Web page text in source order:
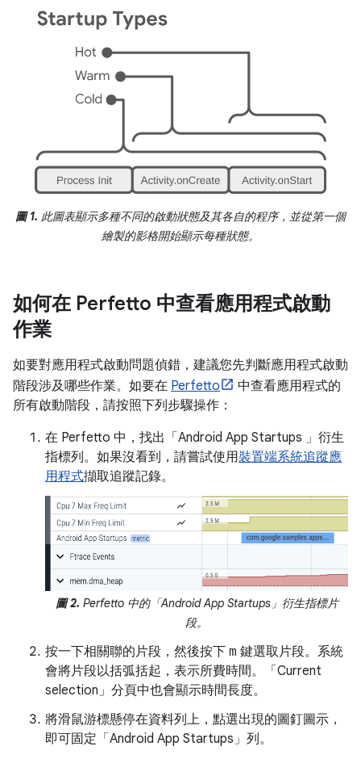
圖 1. 此圖表顯示多種不同的啟動狀態及其各自的程序，並從第一個
繪製的影格開始顯示每種狀態。
如何在 Perfetto 中查看應用程式啟動
作業
如要對應用程式啟動問題偵錯，建議您先判斷應用程式啟動
階段涉及哪些作業。如要在 Perfetto
中查看應用程式的
所有啟動階段，請按照下列步驟操作：
在 Perfetto 中，找出「Android App Startups 」衍生
指標列。如果沒看到，請嘗試使用裝置端系統追蹤應
用程式擷取追蹤記錄。
圖 2. Perfetto 中的「Android App Startups」衍生指標片
段。
按一下相關聯的片段，然後按下 m 鍵選取片段。系統
會將片段以括弧括起，表示所費時間。「Current
selection」 分頁中也會顯示時間長度。
將滑鼠游標懸停在資料列上，點選出現的圖釘圖示，
即可固定「Android App Startups」列。